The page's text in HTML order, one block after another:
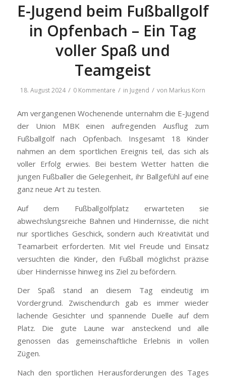
E-Jugend beim Fußballgolf
in Opfenbach – Ein Tag
voller Spaß und
Teamgeist
18. August 2024 / 0 Kommentare / in Jugend / von Markus Korn
Am vergangenen Wochenende unternahm die E-Jugend
der Union MBK einen aufregenden Ausflug zum
Fußballgolf nach Opfenbach. Insgesamt 18 Kinder
nahmen an dem sportlichen Ereignis teil, das sich als
voller Erfolg erwies. Bei bestem Wetter hatten die
jungen Fußballer die Gelegenheit, ihr Ballgefühl auf eine
ganz neue Art zu testen.
Auf dem Fußballgolfplatz erwarteten sie
abwechslungsreiche Bahnen und Hindernisse, die nicht
nur sportliches Geschick, sondern auch Kreativität und
Teamarbeit erforderten. Mit viel Freude und Einsatz
versuchten die Kinder, den Fußball möglichst präzise
über Hindernisse hinweg ins Ziel zu befördern.
Der Spaß stand an diesem Tag eindeutig im
Vordergrund. Zwischendurch gab es immer wieder
lachende Gesichter und spannende Duelle auf dem
Platz. Die gute Laune war ansteckend und alle
genossen das gemeinschaftliche Erlebnis in vollen
Zügen.
Nach den sportlichen Herausforderungen des Tages